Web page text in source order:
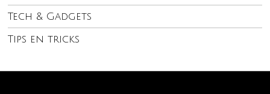
Tech & Gadgets
Tips en tricks